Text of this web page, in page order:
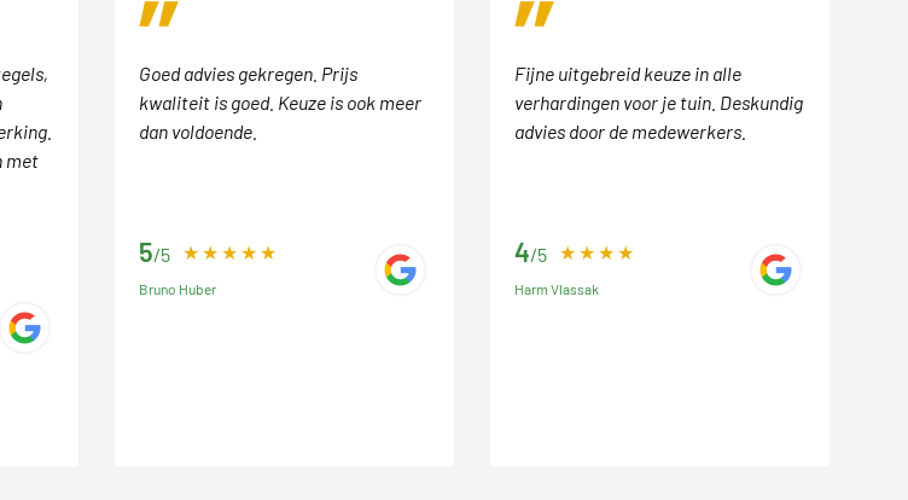
met
Goed advies gekregen. Prijs
kwaliteit is goed. Keuze is ook meer
dan voldoende.
5/5
Bruno Huber
Fijne uitgebreid keuze in alle
verhardingen voor je tuin. Deskundig
advies door de medewerkers.
4/5
Harm Vlassak